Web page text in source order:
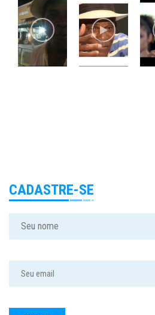
CADASTRE-SE